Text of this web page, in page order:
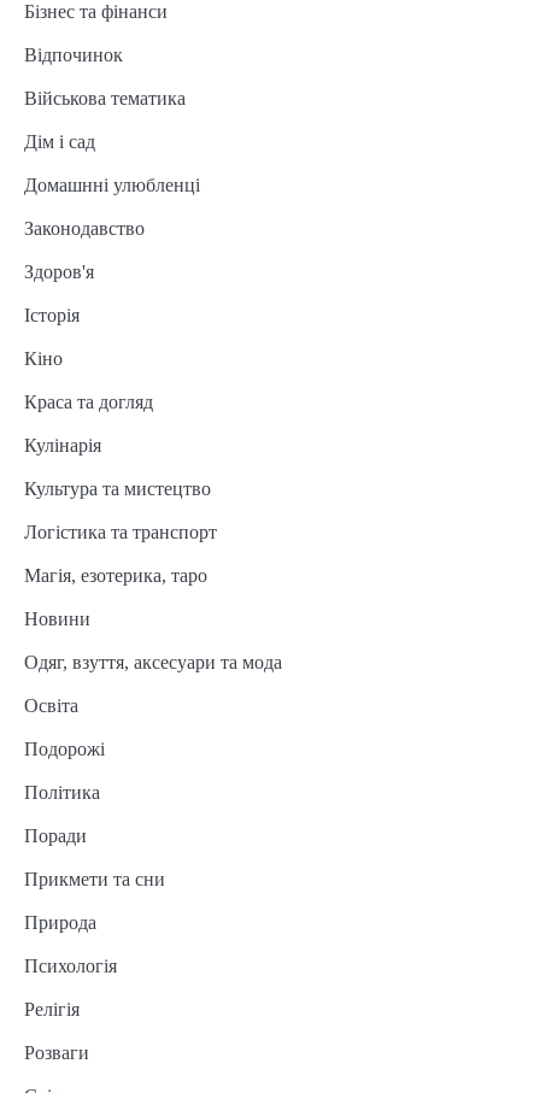
Бізнес та фінанси
Відпочинок
Військова тематика
Дім і сад
Домашнні улюбленці
Законодавство
Здоров'я
Історія
Кіно
Краса та догляд
Кулінарія
Культура та мистецтво
Логістика та транспорт
Магія, езотерика, таро
Новини
Одяг, взуття, аксесуари та мода
Освіта
Подорожі
Політика
Поради
Прикмети та сни
Природа
Психологія
Релігія
Розваги